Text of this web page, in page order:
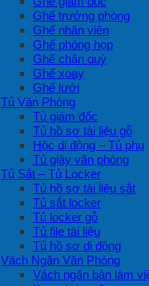
Ghế trưởng phòng
Ghế nhân viên
Ghế phòng họp
Ghế chân quỳ
Ghế xoay
Ghế lưới
Tủ Văn Phòng
Tủ giám đốc
Tủ hồ sơ tài liệu gỗ
Hộc di động – Tủ phụ
Tủ giày văn phòng
Tủ Sắt – Tủ Locker
Tủ hồ sơ tài liệu sắt
Tủ sắt locker
Tủ locker gỗ
Tủ file tài liệu
Tủ hồ sơ di động
Vách Ngăn Văn Phòng
Vách ngăn bàn làm